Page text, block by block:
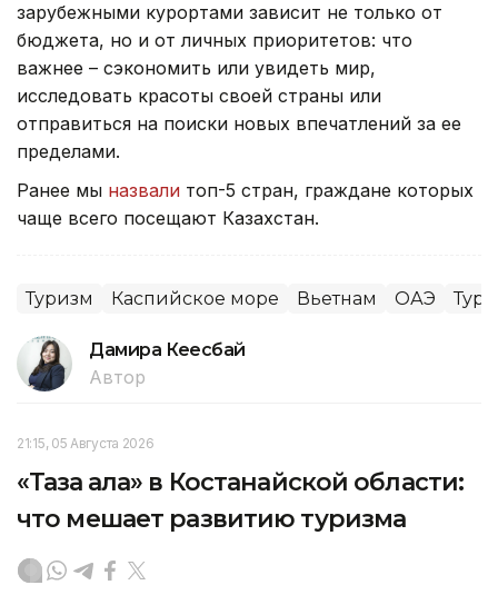
зарубежными курортами зависит не только от
бюджета, но и от личных приоритетов: что
важнее – сэкономить или увидеть мир,
исследовать красоты своей страны или
отправиться на поиски новых впечатлений за ее
пределами.
Ранее мы назвали топ-5 стран, граждане которых
чаще всего посещают Казахстан.
Туризм Каспийское море Вьетнам ОАЭ
Дамира Кеңесбай
Автор
21:15, 05 Августа 2026
«Таза қала» в Костанайской области:
что мешает развитию туризма